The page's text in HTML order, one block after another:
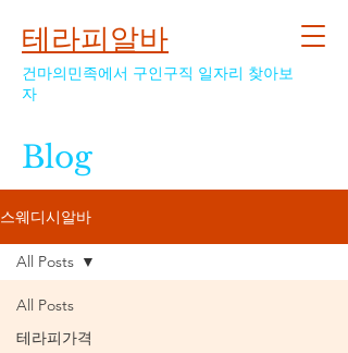
테라피알바
건마의민족에서 구인구직 일자리 찾아보
자
Blog
스웨디시알바
All Posts
테라피가격
All Posts